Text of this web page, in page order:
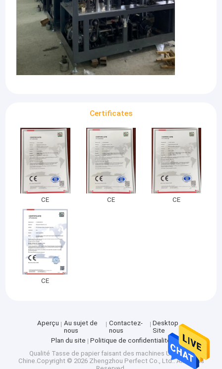
Certificates
CE CE CE
CE
Aperçu
Au sujet de
nous
Contactez-
nous
Desktop
Site
Plan du site
Politique de confidentialité
Qualité Tasse de papier faisant des machines Usine De
Chine.Copyright © 2026 Zhengzhou Perfect Co., Ltd.. All Rights